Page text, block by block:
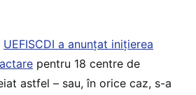
UEFISCDI a anunțat inițierea
pentru 18 centre de
astfel – sau, în orice caz, s-a